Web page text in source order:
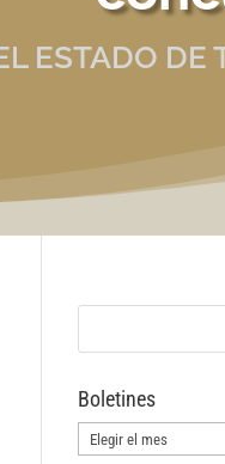
ESTADO DE
Boletines
Boletines